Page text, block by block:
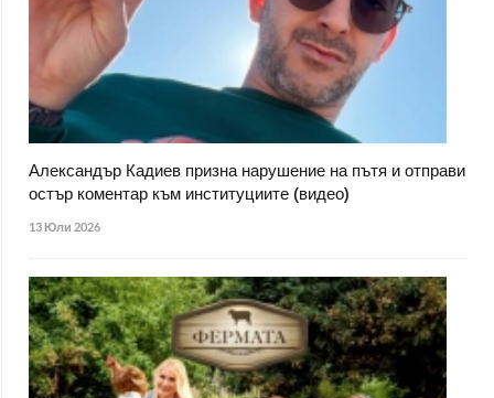
Александър Кадиев призна нарушение на пътя и отправи
остър коментар към институциите (видео)
13 Юли 2026